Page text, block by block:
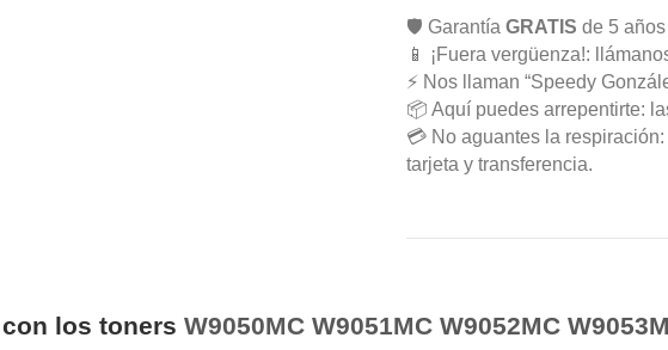
🛡️ Garantía GRATIS de 5 años
📱 ¡Fuera vergüenza!:
⚡ Nos llaman “Speedy
📦 Aquí puedes arrepentirte:
💳 No aguantes la
tarjeta y transferencia.
los toners W9050MC W9051MC W9052MC